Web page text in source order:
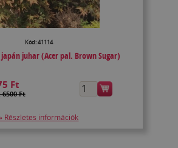
Kód: 41114
juhar (Acer pal. Brown Sugar)
Ft
Ft
Részletes információk